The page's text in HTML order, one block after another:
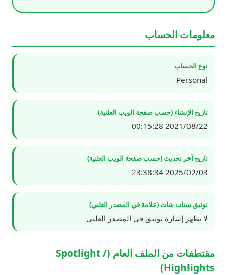
معلومات الحساب
نوع الحساب
Personal
تاريخ الإنشاء (حسب صفحة الويب العلنية)
2021/08/22 00:15:28
تاريخ آخر تحديث (حسب صفحة الويب العلنية)
2025/02/03 23:38:34
توثيق سناب شات (علامة في المصدر العلني)
لا تظهر إشارة توثيق في المصدر العلني
مقتطفات من الملف العام (Spotlight /
Highlights)